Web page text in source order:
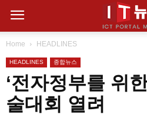
Home HEADLINES
HEADLINES 종합뉴스
‘전자정부를 위
술대회 열려